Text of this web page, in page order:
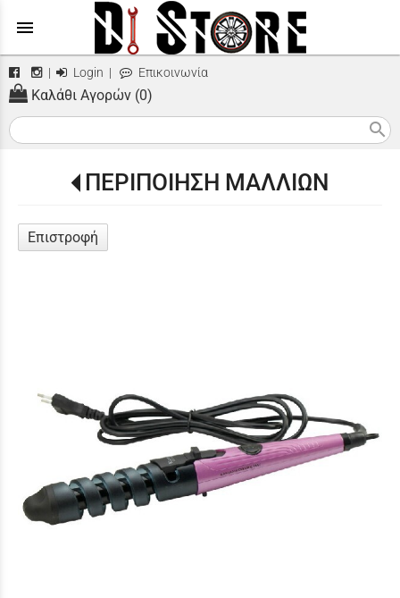
menu
| Login | Επικοινωνία
Καλάθι Αγορών (0)
search
ΠΕΡΙΠΟΙΗΣΗ ΜΑΛΛΙΩΝ
Επιστροφή